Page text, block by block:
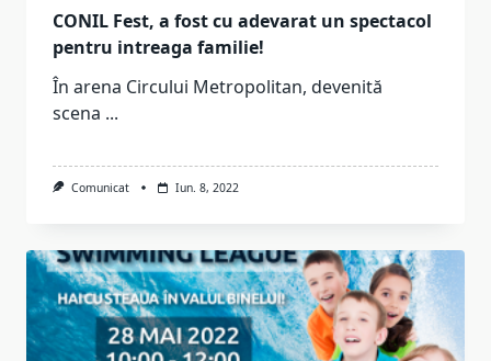
CONIL Fest, a fost cu adevarat un spectacol
pentru intreaga familie!
În arena Circului Metropolitan, devenită
scena ...
Comunicat Iun. 8, 2022